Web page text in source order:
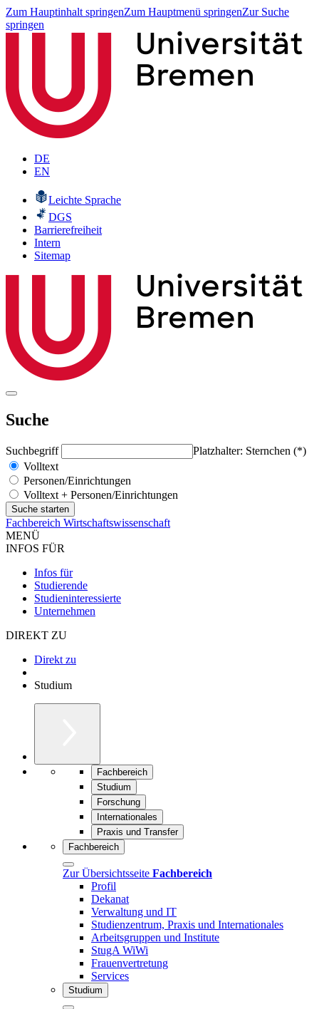
Zum Hauptinhalt springenZum Hauptmenü springenZur Suche
springen
DE
EN
Leichte Sprache
DGS
Barrierefreiheit
Intern
Sitemap
Suche
Suchbegriff
Platzhalter: Sternchen (*)
Volltext
Personen/Einrichtungen
Volltext + Personen/Einrichtungen
Fachbereich Wirtschaftswissenschaft
MENÜ
INFOS FÜR
Infos für
Studierende
Studieninteressierte
Unternehmen
DIREKT ZU
Direkt zu
Studium
Fachbereich
Studium
Forschung
Internationales
Praxis und Transfer
Fachbereich
Zur Übersichtsseite Fachbereich
Profil
Dekanat
Verwaltung und IT
Studienzentrum, Praxis und Internationales
Arbeitsgruppen und Institute
StugA WiWi
Frauenvertretung
Services
Studium